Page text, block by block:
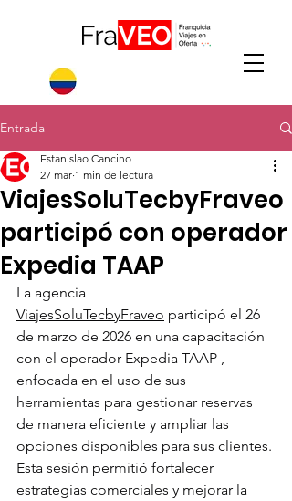
Entrada
ViajesSoluTecbyFraveo
participó con operador
Expedia TAAP
Estanislao Cancino
27 mar 1 min de lectura
La agencia
ViajesSoluTecbyFraveo participó el 26
de marzo de 2026 en una capacitación
con el operador Expedia TAAP ,
enfocada en el uso de sus
herramientas para gestionar reservas
de manera eficiente y ampliar las
opciones disponibles para sus clientes.
Esta sesión permitió fortalecer
estrategias comerciales y mejorar la